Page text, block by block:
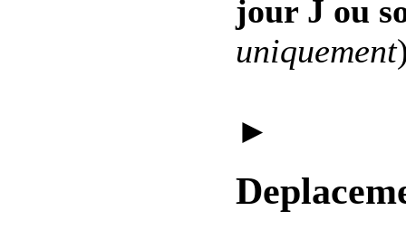
jour J ou
uniquement
►